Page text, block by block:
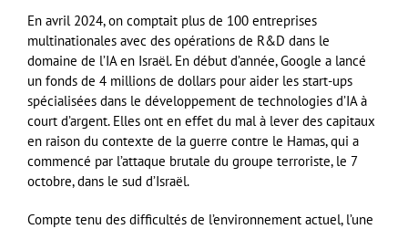
En avril 2024, on comptait plus de 100 entreprises
multinationales avec des opérations de R&D dans le
domaine de l’IA en Israël. En début d’année, Google a lancé
un fonds de 4 millions de dollars pour aider les start-ups
spécialisées dans le développement de technologies d’IA à
court d’argent. Elles ont en effet du mal à lever des capitaux
en raison du contexte de la guerre contre le Hamas, qui a
commencé par l’attaque brutale du groupe terroriste, le 7
octobre, dans le sud d’Israël.
Compte tenu des difficultés de l’environnement actuel, l’une